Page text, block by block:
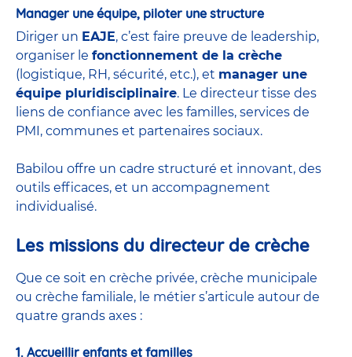
Manager une équipe, piloter une structure
Diriger un EAJE, c’est faire preuve de leadership,
organiser le fonctionnement de la crèche
(logistique, RH, sécurité, etc.), et manager une
équipe pluridisciplinaire. Le directeur tisse des
liens de confiance avec les familles, services de
PMI, communes et partenaires sociaux.
Babilou offre un cadre structuré et innovant, des
outils efficaces, et un accompagnement
individualisé.
Les missions du directeur de crèche
Que ce soit en crèche privée, crèche municipale
ou crèche familiale, le métier s’articule autour de
quatre grands axes :
1. Accueillir enfants et familles